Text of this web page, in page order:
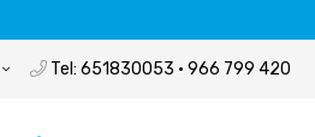
Tel: 651830053 · 966 799 420